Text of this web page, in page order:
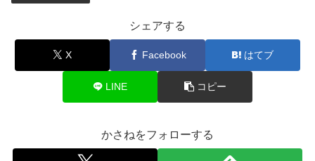
シェアする
X Facebook はてブ
LINE コピー
かさねをフォローする